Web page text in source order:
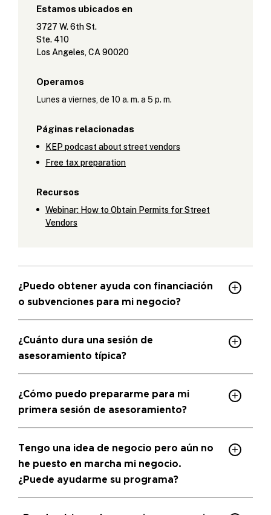
Estamos ubicados en
3727 W. 6th St.
Ste. 410
Los Angeles, CA 90020
Operamos
Lunes a viernes, de 10 a. m. a 5 p. m.
Páginas relacionadas
KEP podcast about street vendors
Free tax preparation
Recursos
Webinar: How to Obtain Permits for Street
Vendors
¿Puedo obtener ayuda con financiación
o subvenciones para mi negocio?
¿Cuánto dura una sesión de
asesoramiento típica?
¿Cómo puedo prepararme para mi
primera sesión de asesoramiento?
Tengo una idea de negocio pero aún no
he puesto en marcha mi negocio.
¿Puede ayudarme su programa?